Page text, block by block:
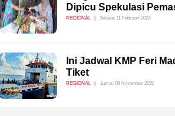
Dipicu Spekulasi
REGIONAL Selasa, 11 Februari 2025
Ini Jadwal KMP Feri
Tiket
REGIONAL Jumat, 06 November 2020